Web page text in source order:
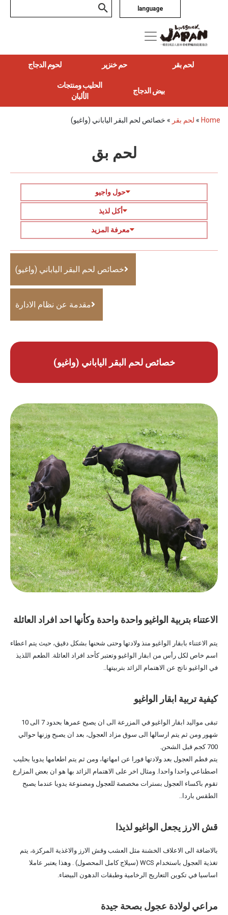
language
لحم بقر حم خنزير لحوم الدجاج
بيض الدجاج
الحليب ومنتجات
الألبان
Home
» لحم بقر » خصائص لحم البقر الياباني (واغيو)
لحم بق
حول واجيو
أكل لذيذ
معرفة المزيد
خصائص لحم البقر الياباني (واغيو)
مقدمة عن نظام الادارة
خصائص لحم البقر الياباني (واغيو)
الاعتناء بتربية الواغيو واحدة واحدة وكأنها احد افراد العائلة
يتم الاعتناء بابقار الواغيو منذ ولادتها وحتى شحنها بشكل دقيق، حيث يتم اعطاء
اسم خاص لكل رأس من ابقار الواغيو وتعتبر كأحد افراد العائلة. الطعم اللذيذ
في الواغيو ناتج عن الاهتمام الزائد بتربيتها..
كيفية تربية ابقار الواغيو
تبقى مواليد ابقار الواغيو في المزرعة الى ان يصبح عمرها بحدود 7 الى 10
شهور ومن ثم يتم ارسالها الى سوق مزاد العجول، بعد ان يصبح وزنها حوالي
700 كجم قبل الشحن.
يتم فطم العجول بعد ولادتها فورا عن امهاتها، ومن ثم يتم اطعامها يدويا بحليب
اصطناعي واحدا واحدا. ومثال اخر على الاهتمام الزائد بها هو ان بعض المزارع
تقوم باكساء العجول بسترات مخصصة للعجول ومصنوعة يدويا عندما يصبح
الطقس باردا..
قش الارز يجعل الواغيو لذيذا
بالاضافة الى الاعلاف الخشنة مثل العشب وقش الارز والاغذية المركزة، يتم
تغذية العجول باستخدام WCS (سيلاج كامل المحصول) . وهذا يعتبر عاملا
اساسيا في تكوين التعاريج الرخامية وطبقات الدهون البيضاء.
مراعي لولادة عجول بصحة جيدة